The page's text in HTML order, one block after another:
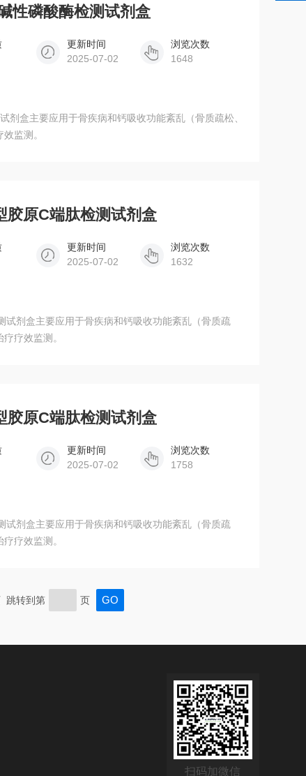
性磷酸酶检测试剂盒
更新时间
2025-07-02
浏览次数
1648
剂盒主要应用于骨疾病和钙吸收功能紊乱（骨质疏松、
监测。
原C端肽检测试剂盒
更新时间
2025-07-02
浏览次数
1632
试剂盒主要应用于骨疾病和钙吸收功能紊乱（骨质疏
疗效监测。
原C端肽检测试剂盒
更新时间
2025-07-02
浏览次数
1758
试剂盒主要应用于骨疾病和钙吸收功能紊乱（骨质疏
疗效监测。
跳转到第 页
扫码加微信